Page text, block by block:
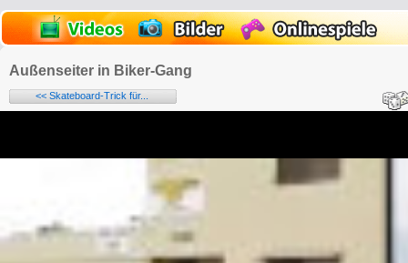
Außenseiter in Biker-Gang
<< Skateboard-Trick für...